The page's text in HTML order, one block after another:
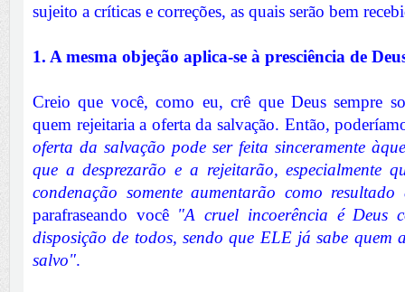
sujeito a críticas e correções, as quais serão bem
1. A mesma objeção aplica-se à presciência de
Creio que você, como eu, crê que Deus sempre
quem rejeitaria a oferta da salvação. Então,
oferta da salvação pode ser feita sinceramente
que a desprezarão e a rejeitarão, especialmente
condenação somente aumentarão como
parafraseando você "A cruel incoerência é Deus
disposição de todos, sendo que ELE já sabe quem
salvo".